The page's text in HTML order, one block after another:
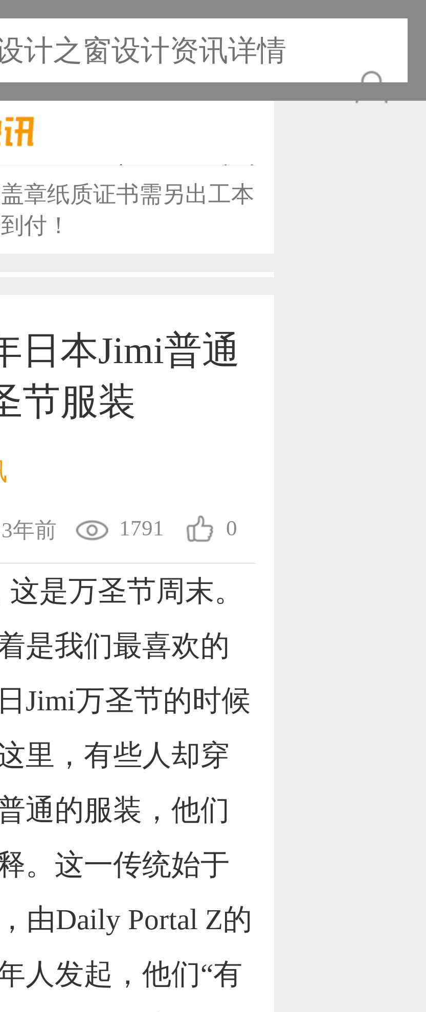
计之窗设计资讯详情
用户作品已成功备案！
用户作品已成功备案！
用户作品已成功备案！
用户作品已成功备案！
用户作品已成功备案！
用户作品已成功备案！
用户作品已成功备案！
用户作品已成功备案！
用户作品已成功备案！
章纸质证书需另出工本
付！
日本Jimi普通
节服装
3年前 1791 0
是万圣节周末。
是我们最喜欢的
Jimi万圣节的时候
里，有些人却穿
通的服装，他们
。这一传统始于
由Daily Portal Z的
人发起，他们“有